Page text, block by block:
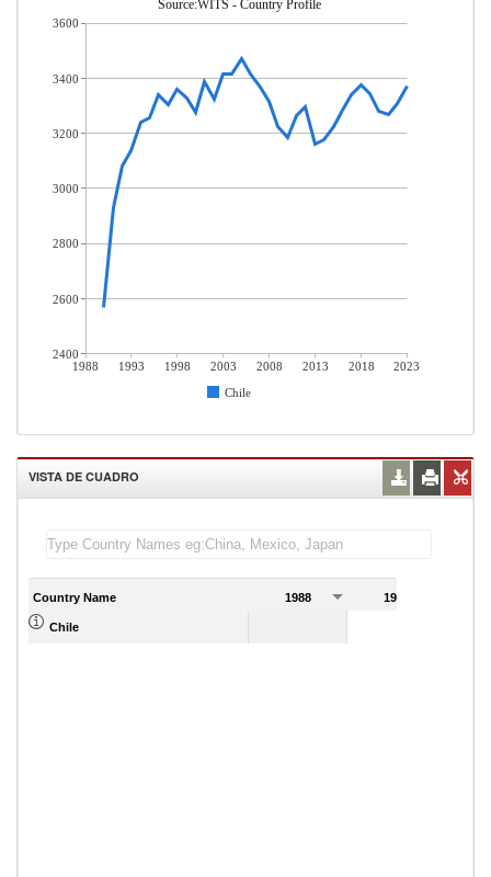
Source:WITS - Country Profile
1988 1993 1998 2003 2008 2013 2018
2023
Chile
3600
3400
3200
3000
2800
2600
2400
VISTA DE CUADRO
Country Name 1988 1989
Chile